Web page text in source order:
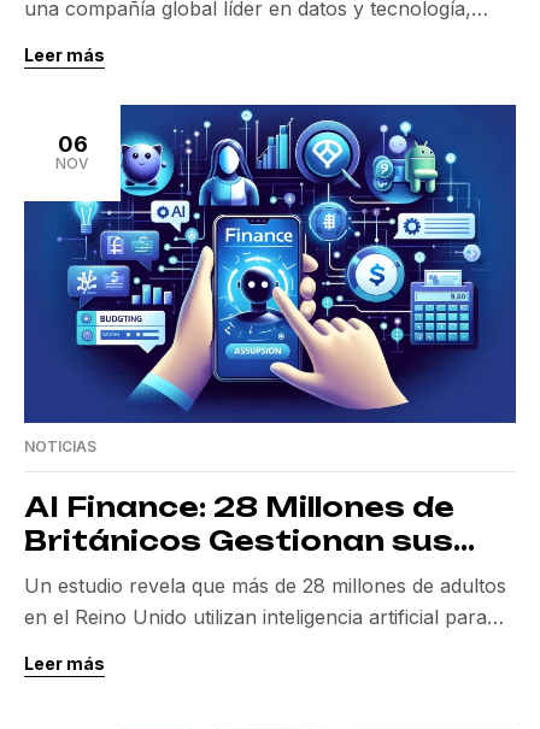
una compañía global líder en datos y tecnología,
estratégica busca ampliar y mejorar
significativamente sus capacidades en el
cumplimiento de fraudes y delitos financieros. Esta
adquisición, especialmente en el Reino Unido e
Irlanda, marca un hito para reforzar su […]
Leer más
06
NOV
NOTICIAS
AI Finance: 28 Millones de
Británicos Gestionan sus
Finanzas con Inteligencia
Artificial
Un estudio revela que más de 28 millones de adultos
en el Reino Unido utilizan inteligencia artificial para
la planificación financiera y la educación económica.
Leer más